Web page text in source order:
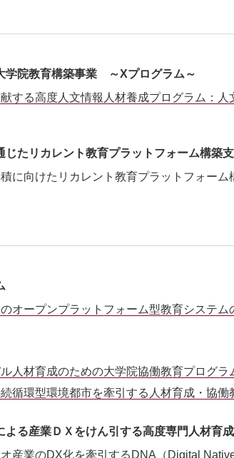
学院教育構築事業 ～Xプログラム～
する高度人文情報人材養成プログラム：
たリカレント教育プラットフォーム構築
に向けたリカレント教育プラットフォーム
オープンプラットフォーム型教育システム
人材育成のための大学院協働教育プログラ
循環型環境都市を牽引する人材育成・協働
る産業ＤＸをけん引する高度専門人材育
産業のDX化を牽引するDNA（Digital